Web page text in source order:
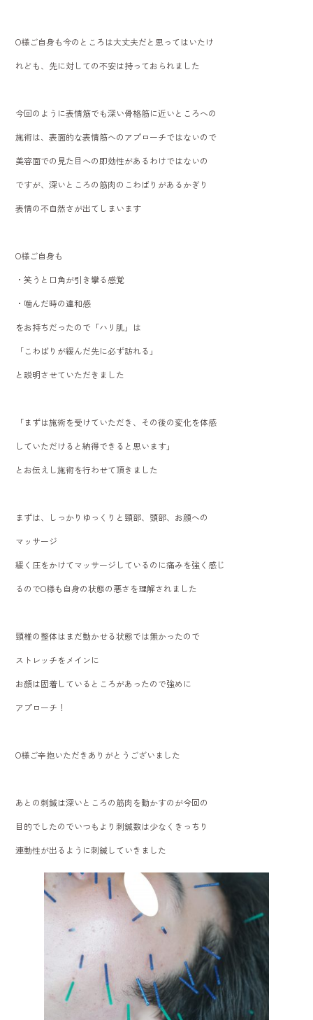
O様ご自身も今のところは大丈夫だと思ってはいたけ
れども、先に対しての不安は持っておられました
今回のように表情筋でも深い骨格筋に近いところへの
施術は、表面的な表情筋へのアプローチではないので
美容面での見た目への即効性があるわけではないの
ですが、深いところの筋肉のこわばりがあるかぎり
表情の不自然さが出てしまいます
O様ご自身も
・笑うと口角が引き攣る感覚
・噛んだ時の違和感
をお持ちだったので「ハリ肌」は
「こわばりが緩んだ先に必ず訪れる」
と説明させていただきました
「まずは施術を受けていただき、その後の変化を体感
していただけると納得できると思います」
とお伝えし施術を行わせて頂きました
まずは、しっかりゆっくりと頸部、頭部、お顔への
マッサージ
緩く圧をかけてマッサージしているのに痛みを強く感じ
るのでO様も自身の状態の悪さを理解されました
頸椎の整体はまだ動かせる状態では無かったので
ストレッチをメインに
お顔は固着しているところがあったので強めに
アプローチ！
O様ご辛抱いただきありがとうございました
あとの刺鍼は深いところの筋肉を動かすのが今回の
目的でしたのでいつもより刺鍼数は少なくきっちり
連動性が出るように刺鍼していきました